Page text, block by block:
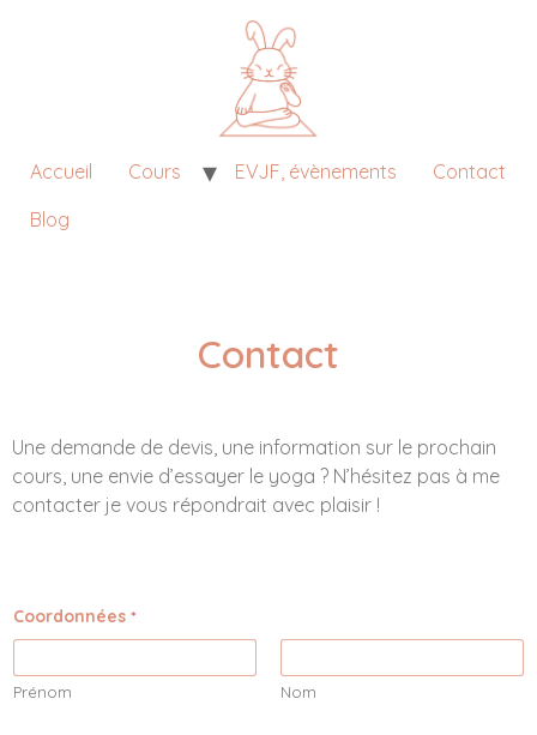
Accueil Cours EVJF, évènements
Contact
Blog
Contact
Une demande de devis, une information sur le prochain
cours, une envie d’essayer le yoga ? N’hésitez pas à me
contacter je vous répondrait avec plaisir !
Coordonnées *
Prénom Nom